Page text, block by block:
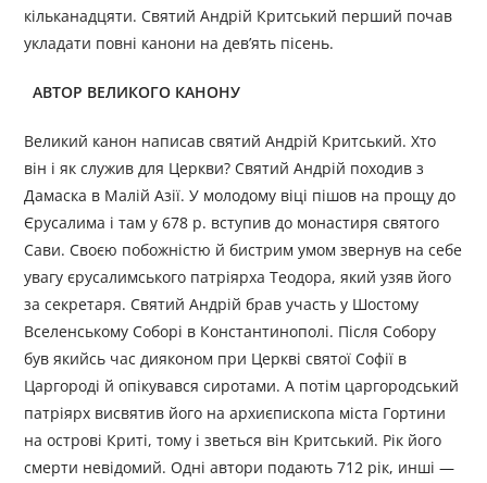
кільканадцяти. Святий Андрій Критський перший почав
укладати повні канони на дев’ять пісень.
АВТОР ВЕЛИКОГО КАНОНУ
Великий канон написав святий Андрій Критський. Хто
він і як служив для Церкви? Святий Андрій походив з
Дамаска в Малій Азії. У молодому віці пішов на прощу до
Єрусалима і там у 678 р. вступив до монастиря святого
Сави. Своєю побожністю й бистрим умом звернув на себе
увагу єрусалимського патріярха Теодора, який узяв його
за секретаря. Святий Андрій брав участь у Шостому
Вселенському Соборі в Константинополі. Після Собору
був якийсь час дияконом при Церкві святої Софії в
Царгороді й опікувався сиротами. А потім царгородський
патріярх висвятив його на архиєпископа міста Гортини
на острові Криті, тому і зветься він Критський. Рік його
смерти невідомий. Одні автори подають 712 рік, инші —